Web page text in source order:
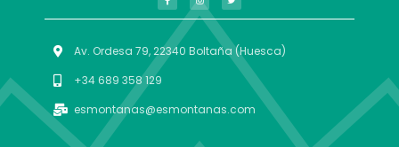
Av. Ordesa 79, 22340 Boltaña (Huesca)
+34 689 358 129
esmontanas@esmontanas.com